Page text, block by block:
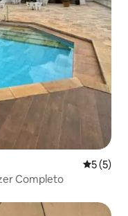
5 de
5 (5)
Completo